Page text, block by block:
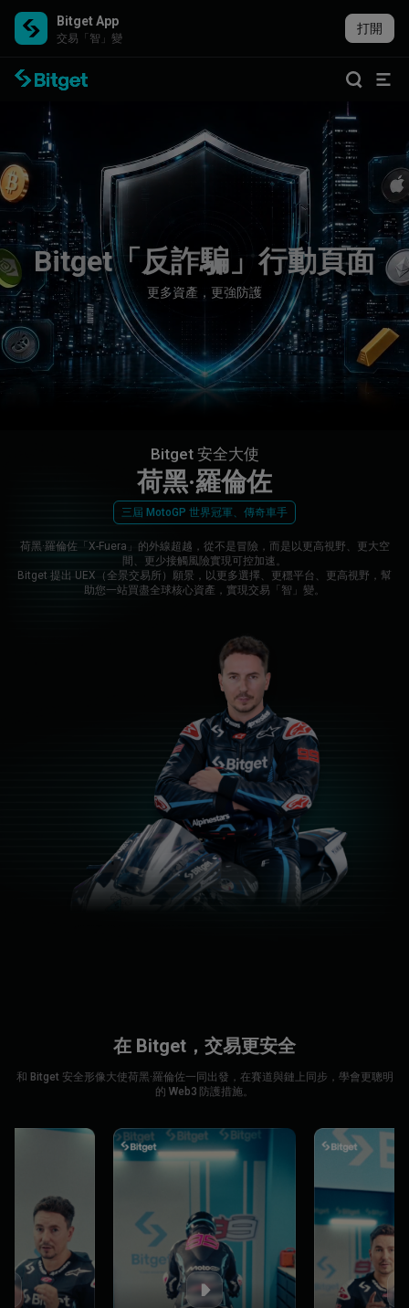
Bitget App
交易「智」變
打開
Bitget「 反詐騙 」 行動頁面
更多資產 ， 更強防護
Bitget 安全大使
荷黑·羅倫佐
三屆 MotoGP 世界冠軍、傳奇車手
荷黑·羅倫佐「X-Fuera」的外線超越，從不是冒險，而是以更高視野、更大空
間、更少接觸風險實現可控加速。
Bitget 提出 UEX（全景交易所）願景，以更多選擇、更穩平台、更高視野，幫
助您一站買盡全球核心資產，實現交易「智」變。
在 Bitget，交易更安全
和 Bitget 安全形像大使荷黑·羅倫佐一同出發，在賽道與鏈上同步，學會更聰明
的 Web3 防護措施。